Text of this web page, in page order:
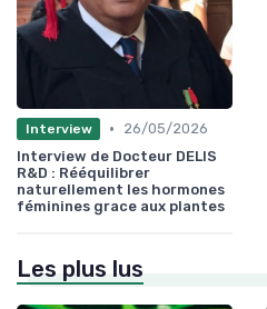
Interview •
26/05/2026
Interview de Docteur DELIS
R&D : Rééquilibrer
naturellement les hormones
féminines grace aux plantes
Les plus lus